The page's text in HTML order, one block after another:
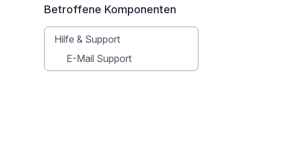
Betroffene Komponenten
Hilfe & Support
E-Mail Support